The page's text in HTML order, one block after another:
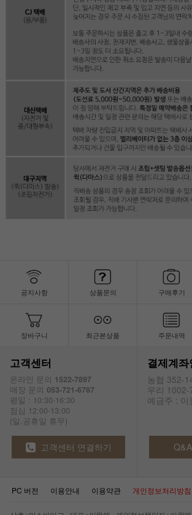
공지사항 상품문의 구매후기
장바구니 최근본상품 주문내역
고객센터
온라인 문의 1522-7897
매장 문의 053-721-6787
평일 : 10:30-16:30
점심 12:00-13:00
(일.공휴일 휴무)
결제계좌
농협 352-
우리
예금주 : 이
고객센터 연결하기
PC 버전 이용안내 이용약관 개인정보처리방침